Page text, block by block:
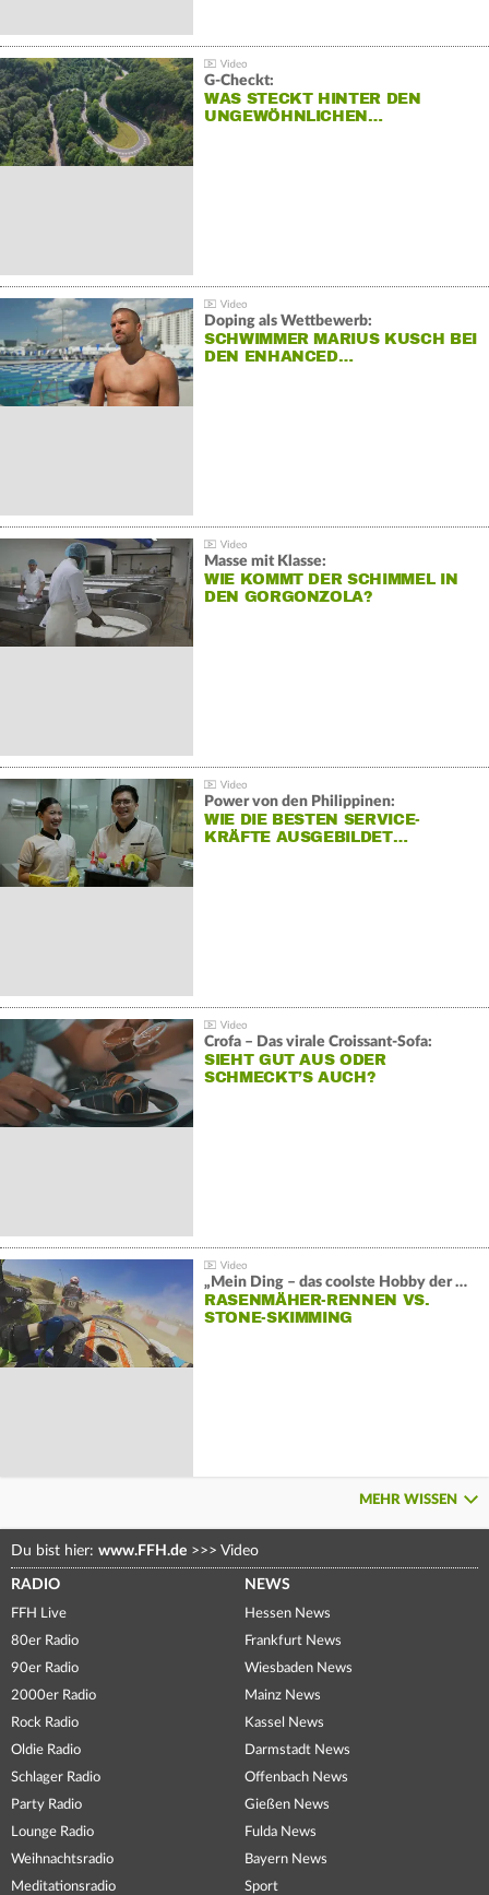
G-Checkt:
WAS STECKT HINTER DEN
UNGEWÖHNLICHEN…
Doping als Wettbewerb:
SCHWIMMER MARIUS KUSCH BEI
DEN ENHANCED…
Masse mit Klasse:
WIE KOMMT DER SCHIMMEL IN
DEN GORGONZOLA?
Power von den Philippinen:
WIE DIE BESTEN SERVICE-
KRÄFTE AUSGEBILDET…
Crofa – Das virale Croissant-Sofa:
SIEHT GUT AUS ODER
SCHMECKT’S AUCH?
„Mein Ding – das coolste Hobby der Welt“:
RASENMÄHER-RENNEN VS.
STONE-SKIMMING
MEHR WISSEN
Du bist hier: www.FFH.de >>> Video
RADIO
FFH Live
80er Radio
90er Radio
2000er Radio
Rock Radio
Oldie Radio
Schlager Radio
Party Radio
Lounge Radio
Weihnachtsradio
Meditationsradio
NEWS
Hessen News
Frankfurt News
Wiesbaden News
Mainz News
Kassel News
Darmstadt News
Offenbach News
Gießen News
Fulda News
Bayern News
Sport